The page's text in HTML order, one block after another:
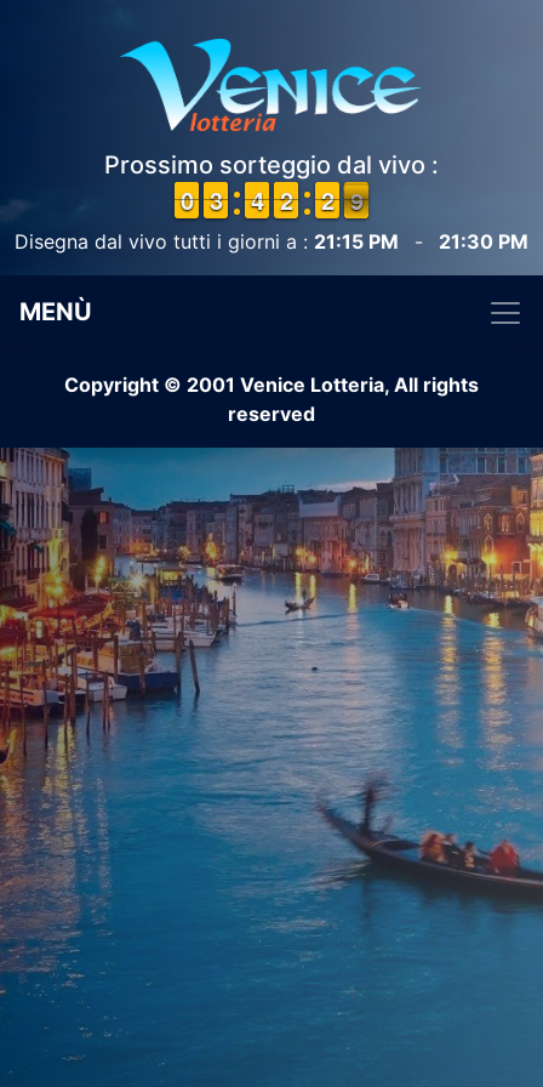
Prossimo sorteggio dal vivo :
9
9
0
0 2
2
3
3 3
3
4
4 1
1
2
2 3
2
2 9
8
Disegna dal vivo tutti i giorni a : 21:15 PM - 21:30 PM
MENÙ
Copyright © 2001 Venice Lotteria, All rights
reserved